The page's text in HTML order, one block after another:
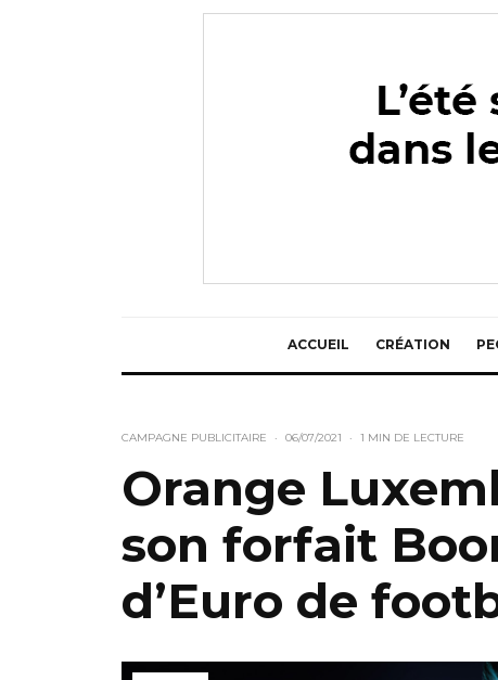
ACCUEIL CRÉATION
CAMPAGNE PUBLICITAIRE · 06/07/2021 · 1 MIN DE LECTURE
Orange
son forfait
d’Euro de